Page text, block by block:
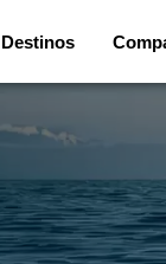
Destinos